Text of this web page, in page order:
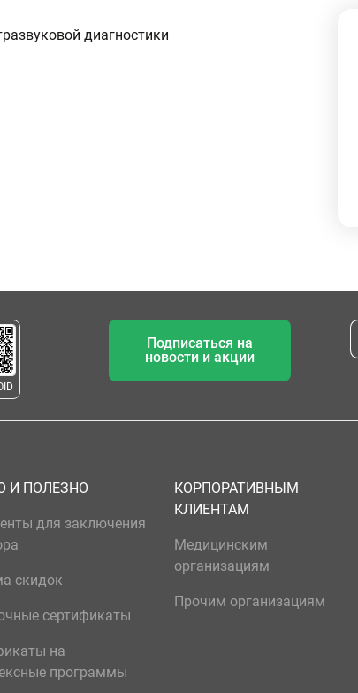
диагностики
Подписаться на
новости и акции
И ПОЛЕЗНО
для заключения
скидок
сертификаты
на
программы
КОРПОРАТИВНЫМ
КЛИЕНТАМ
Медицинским
организациям
Прочим организациям